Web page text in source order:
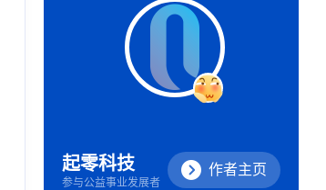
作者主页
起零科技
参与公益事业发展者